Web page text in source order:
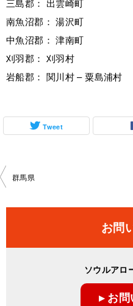
南魚沼郡： 湯沢町
中魚沼郡： 津南町
刈羽郡： 刈羽村
岩船郡： 関川村 – 粟島浦村
Tweet
投
ビ
群馬県
お問
ソウルアロ
▸ お